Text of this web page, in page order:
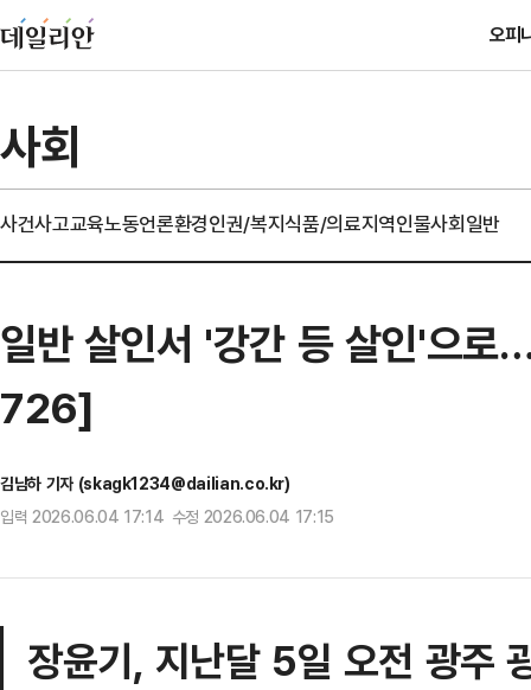
오피
사회
사건사고교육노동언론환경인권/복지식품/의료지역인물사회일반
일반 살인서 '강간 등 살인'으로
726]
김남하 기자 (skagk1234@dailian.co.kr)
입력 2026.06.04 17:14 수정 2026.06.04 17:15
장윤기, 지난달 5일 오전 광주